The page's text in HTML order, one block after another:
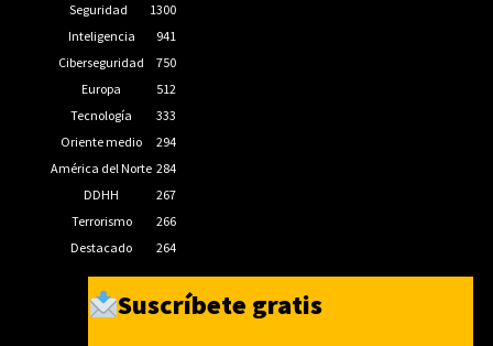
Seguridad
1300
Inteligencia
941
Ciberseguridad
750
Europa
512
Tecnología
333
Oriente medio
294
América del Norte 284
DDHH
267
Terrorismo
266
Destacado
264
Suscríbete gratis